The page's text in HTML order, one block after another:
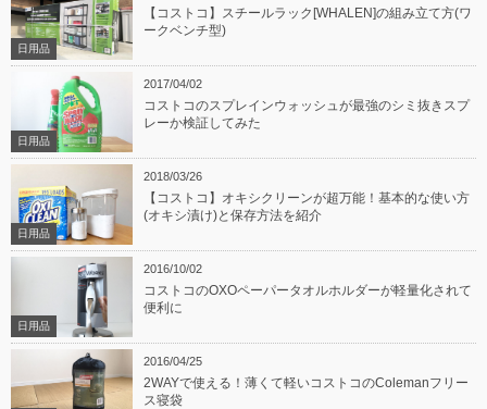
日用品
【コストコ】スチールラック[WHALEN]の組み立て方(ワ
ークベンチ型)
2017/04/02
日用品
コストコのスプレインウォッシュが最強のシミ抜きスプ
レーか検証してみた
2018/03/26
日用品
【コストコ】オキシクリーンが超万能！基本的な使い方
(オキシ漬け)と保存方法を紹介
2016/10/02
日用品
コストコのOXOペーパータオルホルダーが軽量化されて
便利に
2016/04/25
2WAYで使える！薄くて軽いコストコのColemanフリー
ス寝袋